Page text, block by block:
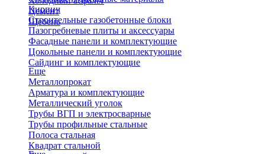
Цемент
Щебень
Кирпич
Строительные газобетонные блоки
Пазогребневые плиты и аксессуары
Фасадные панели и комплектующие
Цокольные панели и комплектующие
Сайдинг и комплектующие
Еще
Металлопрокат
Арматура и комплектующие
Металлический уголок
Трубы ВГП и электросварные
Трубы профильные стальные
Полоса стальная
Квадрат стальной